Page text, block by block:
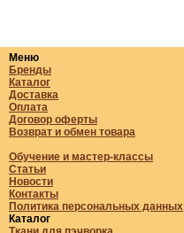
Меню
Бренды
Каталог
Доставка
Оплата
Договор оферты
Возврат и обмен товара
Обучение и мастер-классы
Статьи
Новости
Контакты
Политика персональных данных
Каталог